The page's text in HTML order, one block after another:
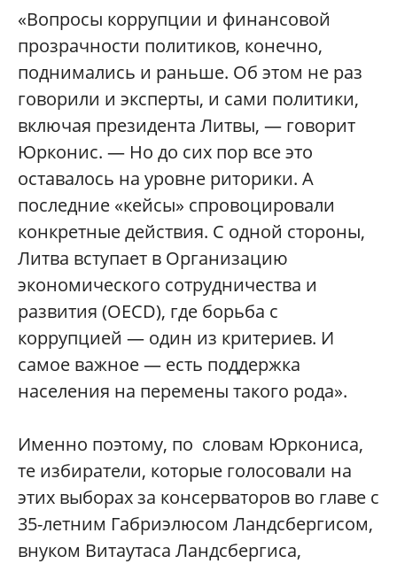
«Вопросы коррупции и финансовой
прозрачности политиков, конечно,
поднимались и раньше. Об этом не раз
говорили и эксперты, и сами политики,
включая президента Литвы, — говорит
Юрконис. — Но до сих пор все это
оставалось на уровне риторики. А
последние «кейсы» спровоцировали
конкретные действия. С одной стороны,
Литва вступает в Организацию
экономического сотрудничества и
развития (OECD), где борьба с
коррупцией — один из критериев. И
самое важное — есть поддержка
населения на перемены такого рода».
Именно поэтому, по словам Юркониса,
те избиратели, которые голосовали на
этих выборах за консерваторов во главе с
35-летним Габриэлюсом Ландсбергисом,
внуком Витаутаса Ландсбергиса,